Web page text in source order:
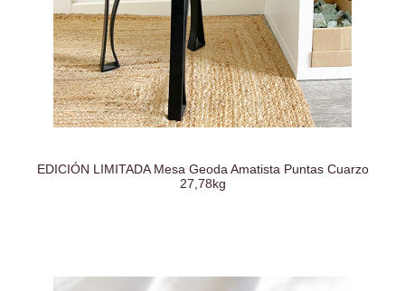
EDICIÓN LIMITADA Mesa Geoda Amatista Puntas Cuarzo
27,78kg